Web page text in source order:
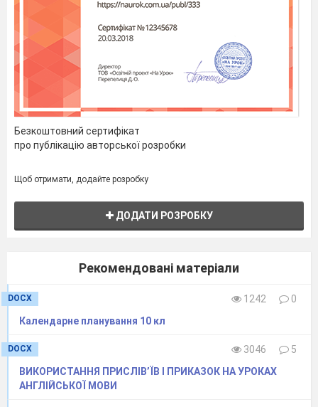
Безкоштовний сертифікат
про публікацію авторської розробки
Щоб отримати, додайте розробку
ДОДАТИ РОЗРОБКУ
Рекомендовані матеріали
DOCX 1242
0
Календарне планування 10 кл
DOCX 3046
5
ВИКОРИСТАННЯ ПРИСЛІВ’ЇВ І ПРИКАЗОК НА УРОКАХ
АНГЛІЙСЬКОЇ МОВИ